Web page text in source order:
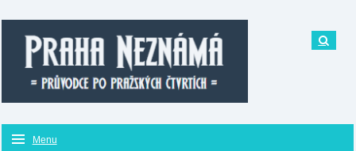
Menu